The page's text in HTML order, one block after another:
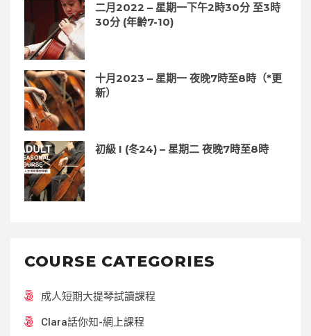
二月2022 – 星期一下午2時30分 至3時
30分 (年齡7-10)
十月2023 – 星期一 夜晚7時至8時（*更
新）
初級 I (冬24) – 星期二 夜晚7時至8時
COURSE CATEGORIES
成人短期大提琴試讀課程
Clara話你知-網上課程